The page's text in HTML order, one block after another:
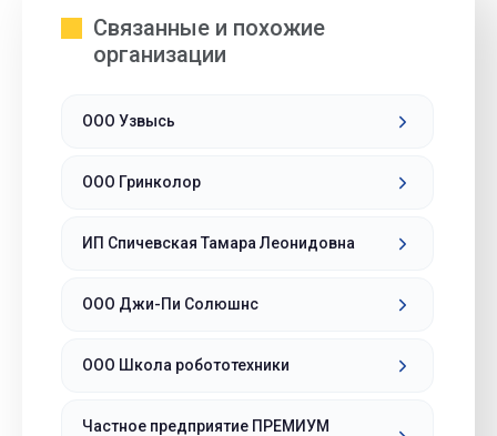
Связанные и похожие
организации
ООО Узвысь
ООО Гринколор
ИП Спичевская Тамара Леонидовна
ООО Джи-Пи Солюшнс
ООО Школа робототехники
Частное предприятие ПРЕМИУМ